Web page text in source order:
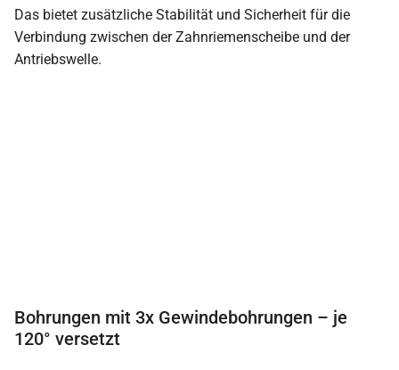
Das bietet zusätzliche Stabilität und Sicherheit für die
Verbindung zwischen der Zahnriemenscheibe und der
Antriebswelle.
Bohrungen mit 3x Gewindebohrungen – je
120° versetzt